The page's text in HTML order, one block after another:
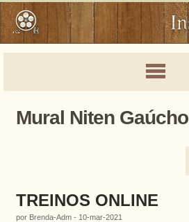
Mural Niten Gaúcho
TREINOS ONLINE
por Brenda-Adm - 10-mar-2021